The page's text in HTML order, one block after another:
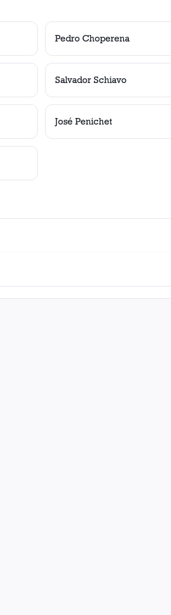
Pedro Choperena
Salvador Schiavo
José Penichet